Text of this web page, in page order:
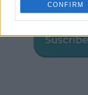
CONFIRM